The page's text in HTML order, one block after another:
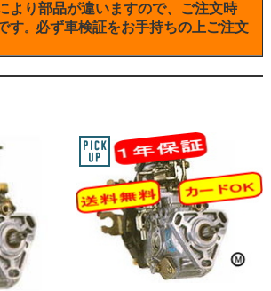
り部品が違いますので、ご注文時
す。 必ず車検証をお手持ちの上ご注文